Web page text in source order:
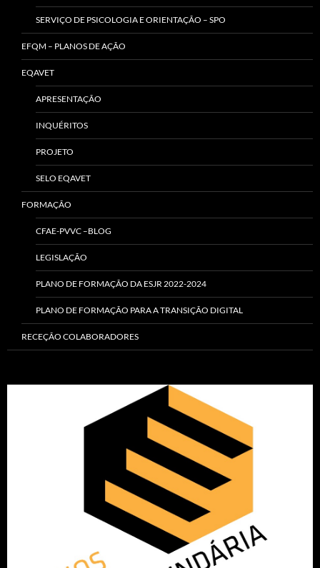
SERVIÇO DE PSICOLOGIA E ORIENTAÇÃO – SPO
EFQM – PLANOS DE AÇÃO
EQAVET
APRESENTAÇÃO
INQUÉRITOS
PROJETO
SELO EQAVET
FORMAÇÃO
CFAE-PVVC –BLOG
LEGISLAÇÃO
PLANO DE FORMAÇÃO DA ESJR 2022-2024
PLANO DE FORMAÇÃO PARA A TRANSIÇÃO DIGITAL
RECEÇÃO COLABORADORES